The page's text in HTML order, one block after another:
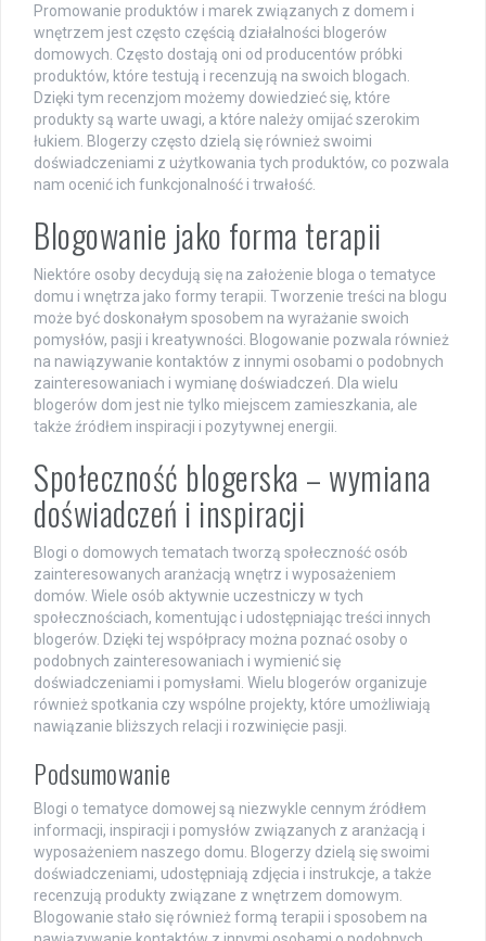
Promowanie produktów i marek związanych z domem i
wnętrzem jest często częścią działalności blogerów
domowych. Często dostają oni od producentów próbki
produktów, które testują i recenzują na swoich blogach.
Dzięki tym recenzjom możemy dowiedzieć się, które
produkty są warte uwagi, a które należy omijać szerokim
łukiem. Blogerzy często dzielą się również swoimi
doświadczeniami z użytkowania tych produktów, co pozwala
nam ocenić ich funkcjonalność i trwałość.
Blogowanie jako forma terapii
Niektóre osoby decydują się na założenie bloga o tematyce
domu i wnętrza jako formy terapii. Tworzenie treści na blogu
może być doskonałym sposobem na wyrażanie swoich
pomysłów, pasji i kreatywności. Blogowanie pozwala również
na nawiązywanie kontaktów z innymi osobami o podobnych
zainteresowaniach i wymianę doświadczeń. Dla wielu
blogerów dom jest nie tylko miejscem zamieszkania, ale
także źródłem inspiracji i pozytywnej energii.
Społeczność blogerska – wymiana
doświadczeń i inspiracji
Blogi o domowych tematach tworzą społeczność osób
zainteresowanych aranżacją wnętrz i wyposażeniem
domów. Wiele osób aktywnie uczestniczy w tych
społecznościach, komentując i udostępniając treści innych
blogerów. Dzięki tej współpracy można poznać osoby o
podobnych zainteresowaniach i wymienić się
doświadczeniami i pomysłami. Wielu blogerów organizuje
również spotkania czy wspólne projekty, które umożliwiają
nawiązanie bliższych relacji i rozwinięcie pasji.
Podsumowanie
Blogi o tematyce domowej są niezwykle cennym źródłem
informacji, inspiracji i pomysłów związanych z aranżacją i
wyposażeniem naszego domu. Blogerzy dzielą się swoimi
doświadczeniami, udostępniają zdjęcia i instrukcje, a także
recenzują produkty związane z wnętrzem domowym.
Blogowanie stało się również formą terapii i sposobem na